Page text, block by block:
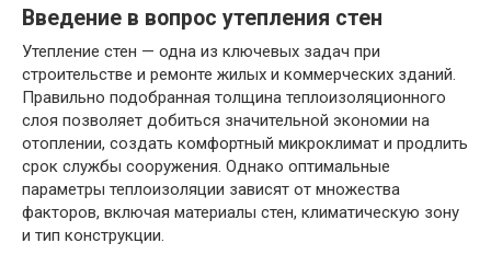
Введение в вопрос утепления стен
Утепление стен — одна из ключевых задач при
строительстве и ремонте жилых и коммерческих зданий.
Правильно подобранная толщина теплоизоляционного
слоя позволяет добиться значительной экономии на
отоплении, создать комфортный микроклимат и продлить
срок службы сооружения. Однако оптимальные
параметры теплоизоляции зависят от множества
факторов, включая материалы стен, климатическую зону
и тип конструкции.